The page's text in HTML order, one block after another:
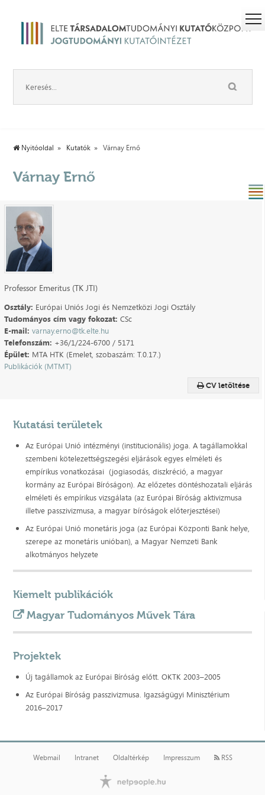
Nyitóoldal Kutatók Várnay Ernő
Várnay Ernő
CV letöltése
Professor Emeritus (TK JTI)
Osztály: Európai Uniós Jogi és Nemzetközi Jogi Osztály
Tudományos cím vagy fokozat: CSc
E-mail: varnay.erno@tk.elte.hu
Telefonszám: +36/1/224-6700 / 5171
Épület: MTA HTK (Emelet, szobaszám: T.0.17.)
Publikációk (MTMT)
Kutatási területek
Az Európai Unió intézményi (institucionális) joga. A tagállamokkal
szembeni kötelezettségszegési eljárások egyes elméleti és
empírikus vonatkozásai (jogiasodás, diszkréció, a magyar
kormány az Európai Bíróságon). Az előzetes döntéshozatali eljárás
elméleti és empírikus vizsgálata (az Európai Bíróság aktivizmusa
illetve passzivizmusa, a magyar bíróságok előterjesztései)
Az Európai Unió monetáris joga (az Európai Központi Bank helye,
szerepe az monetáris unióban), a Magyar Nemzeti Bank
alkotmányos helyzete
Kiemelt publikációk
Magyar Tudományos Művek Tára
Projektek
Új tagállamok az Európai Bíróság előtt. OKTK 2003–2005
Az Európai Bíróság passzivizmusa. Igazságügyi Minisztérium
2016–2017
Webmail Intranet Oldaltérkép Impresszum RSS